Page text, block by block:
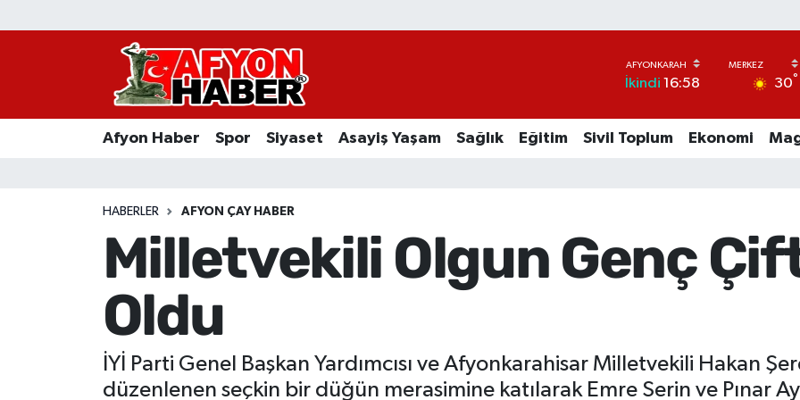
İkindi 16:58 30°
Afyon Haber Spor Siyaset Asayiş Yaşam Sağlık Eğitim Sivil Toplum Ekonomi
HABERLER AFYON ÇAY HABER
Milletvekili Olgun Genç
Oldu
İYİ Parti Genel Başkan Yardımcısı ve Afyonkarahisar Milletvekili Hakan
düzenlenen seçkin bir düğün merasimine katılarak Emre Serin ve Pınar
Afyon Haber
Asayiş Yaşam
Sivil Toplum
Ekonomi